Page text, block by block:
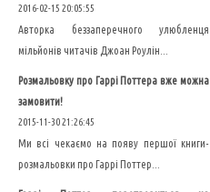
2016-02-15 20:05:55
Авторка беззаперечного улюбленця
мільйонів читачів Джоан Роулін...
Розмальовку про Гаррі Поттера вже можна
замовити!
2015-11-30 21:26:45
Ми всі чекаємо на появу першої книги-
розмальовки про Гаррі Поттер...